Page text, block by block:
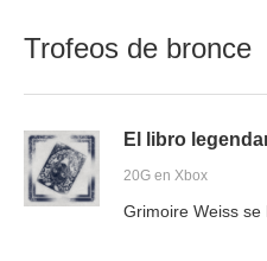
Trofeos de bronce
El libro
20G en Xbox
Grimoire Weiss